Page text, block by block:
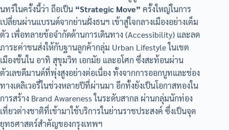
นทร์ในครั้งนี้ว่า ถือเป็น “Strategic Move” ครั้งใหญ่ในการ
เปลี่ยนผ่านแบรนด์จากย่านฝั่งธนฯ เข้าสู่ใจกลางเมืองอย่างเต็ม
ตัว เพื่อทลายข้อจำกัดด้านการเดินทาง (Accessibility) และลด
ภาระค่าขนส่งให้กับฐานลูกค้ากลุ่ม Urban Lifestyle ในเขต
เมืองชั้นใน อาทิ สุขุมวิท เอกมัย และอโศก ซึ่งสะท้อนผ่าน
ตัวเลขดีมานด์ที่พุ่งสูงอย่างต่อเนื่อง ทั้งจากการออกบูทและช่อง
ทางเดลิเวอรี่ในช่วงหลายปีที่ผ่านมา อีกทั้งยังเป็นโอกาสทองใน
การสร้าง Brand Awareness ในระดับสากล ผ่านกลุ่มนักท่อง
เที่ยวต่างชาติที่เข้ามาใช้บริการในย่านราชประสงค์ ซึ่งเป็นจุด
ยุทธศาสตร์สำคัญของกรุงเทพฯ